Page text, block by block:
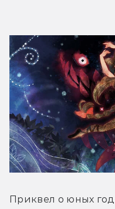
Приквел о юных